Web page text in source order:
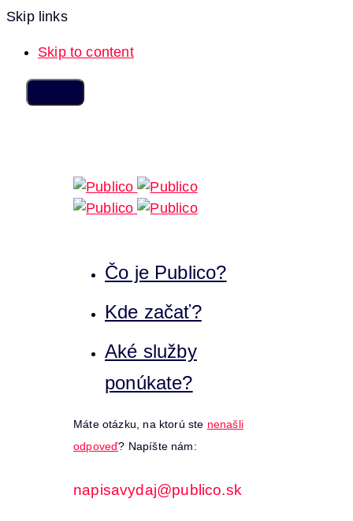
Skip links
Skip to content
Čo je Publico?
Kde začať?
Aké služby
ponúkate?
Máte otázku, na ktorú ste nenašli
odpoveď? Napíšte nám:
napisavydaj@publico.sk